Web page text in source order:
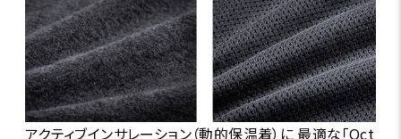
アクティブインサレーション（動的保温着）に 最適な「Oct